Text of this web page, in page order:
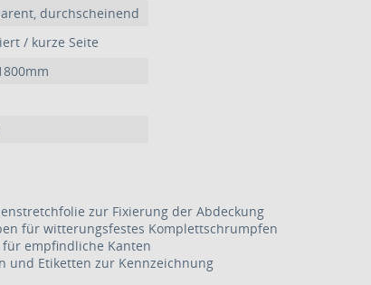
durchscheinend
/ kurze Seite
zur Fixierung der Abdeckung
für witterungsfestes Komplettschrumpfen
empfindliche Kanten
und Etiketten zur Kennzeichnung